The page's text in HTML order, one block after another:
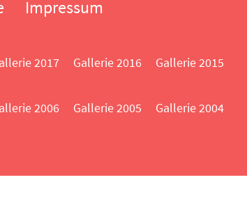
Impressum
2017 Gallerie 2016 Gallerie 2015
2006 Gallerie 2005 Gallerie 2004